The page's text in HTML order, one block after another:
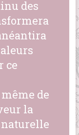
des
ce
de
la